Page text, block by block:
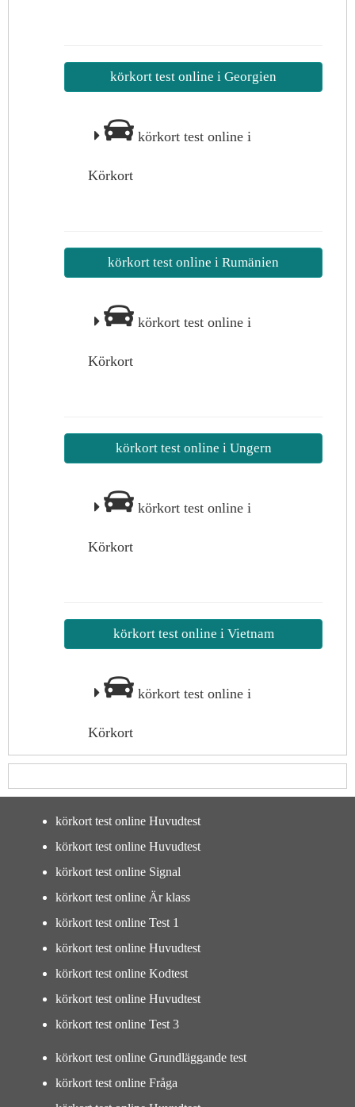
körkort test online i Georgien
körkort test online i
Körkort
körkort test online i Rumänien
körkort test online i
Körkort
körkort test online i Ungern
körkort test online i
Körkort
körkort test online i Vietnam
körkort test online i
Körkort
körkort test online Huvudtest
körkort test online Huvudtest
körkort test online Signal
körkort test online Är klass
körkort test online Test 1
körkort test online Huvudtest
körkort test online Kodtest
körkort test online Huvudtest
körkort test online Test 3
körkort test online Grundläggande test
körkort test online Fråga